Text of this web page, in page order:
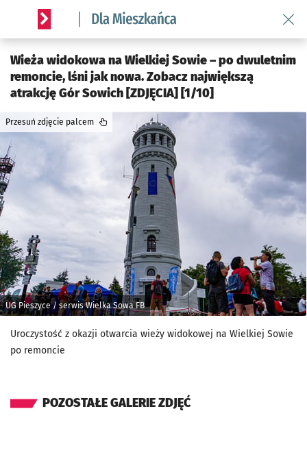
Serwis informacyjny wroclaw.pl podserwis: Dla mieszkańca
Wieża widokowa na Wielkiej Sowie – po dwuletnim
remoncie, lśni jak nowa. Zobacz największą
atrakcję Gór Sowich [ZDJĘCIA] [1/10]
UG Pieszyce / serwis Wielka Sowa FB
Przesuń zdjęcie palcem
Uroczystość z okazji otwarcia wieży widokowej na Wielkiej Sowie
po remoncie
POZOSTAŁE GALERIE ZDJĘĆ